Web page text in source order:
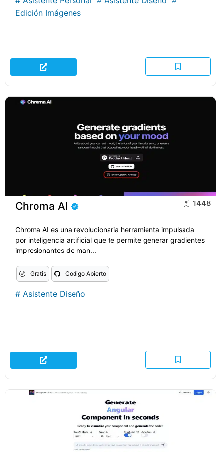
Edición Imágenes
Chroma AI 1448
Chroma AI es una revolucionaria herramienta impulsada
por inteligencia artificial que te permite generar gradientes
impresionantes de man...
Gratis Codigo Abierto
# Asistente Diseño